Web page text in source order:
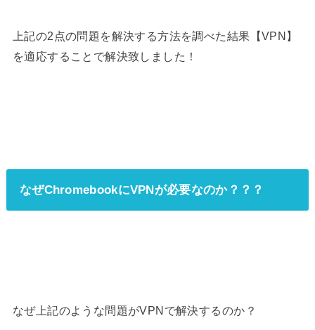
上記の2点の問題を解決する方法を調べた結果【VPN】
を適応することで解決致しました！
なぜChromebookにVPNが必要なのか？？？
なぜ上記のような問題がVPNで解決するのか？